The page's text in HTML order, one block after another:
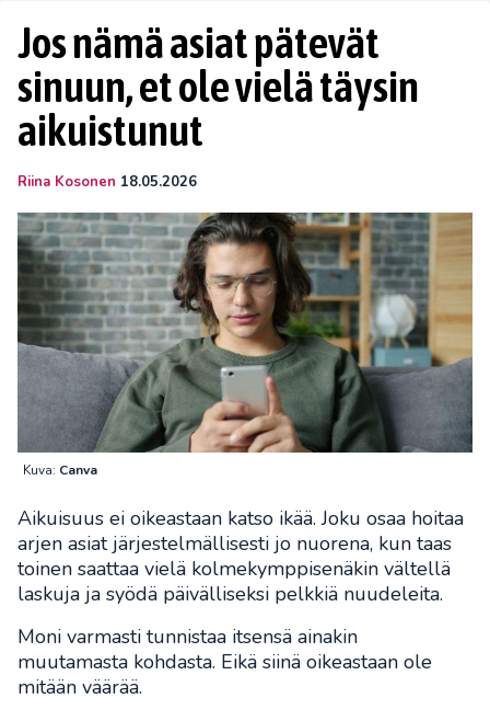
Jos nämä asiat pätevät
sinuun, et ole vielä täysin
aikuistunut
Riina Kosonen 18.05.2026
Kuva: Canva
Aikuisuus ei oikeastaan katso ikää. Joku osaa hoitaa
arjen asiat järjestelmällisesti jo nuorena, kun taas
toinen saattaa vielä kolmekymppisenäkin vältellä
laskuja ja syödä päivälliseksi pelkkiä nuudeleita.
Moni varmasti tunnistaa itsensä ainakin
muutamasta kohdasta. Eikä siinä oikeastaan ole
mitään väärää.